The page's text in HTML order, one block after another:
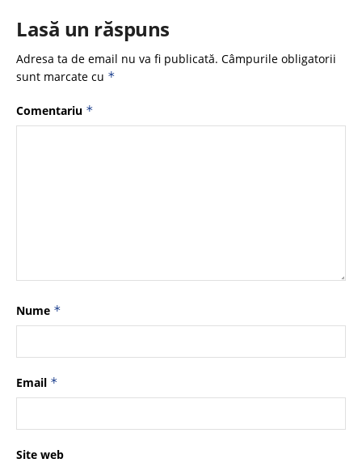
Lasă un răspuns
Adresa ta de email nu va fi publicată. Câmpurile obligatorii
sunt marcate cu *
Comentariu *
Nume *
Email *
Site web